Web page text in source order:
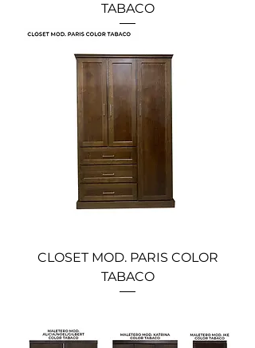
TABACO
CLOSET MOD. PARIS COLOR
TABACO